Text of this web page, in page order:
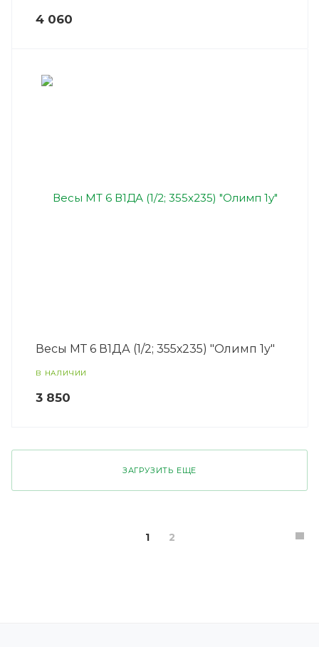
4 060
Весы МТ 6 В1ДА (1/2; 355х235) "Олимп 1у"
В НАЛИЧИИ
3 850
ЗАГРУЗИТЬ ЕЩЕ
1 2